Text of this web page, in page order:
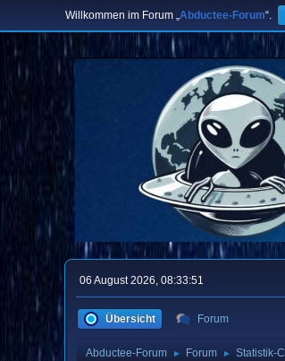
Willkommen im Forum „Abductee-Forum“.
06 August 2026, 08:33:51
Übersicht Forum
Abductee-Forum ► Forum ► Statistik-